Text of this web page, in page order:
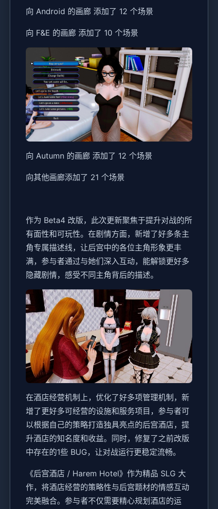
向 Android 的画廊 添加了 12 个场景
向 F&E 的画廊 添加了 10 个场景
向 Autumn 的画廊 添加了 12 个场景
向其他画廊添加了 21 个场景
作为 Beta4 改版，此次更新聚焦于提升对战的所
有面性和可玩性。在剧情方面，新增了好多条主
角专属描述线，让后宫中的各位主角形象更丰
满，参与者通过与她们深入互动，能解锁更好多
隐藏剧情，感受不同主角背后的描述。
在酒店经营机制上，优化了好多项管理机制，新
增了更好多可经营的设施和服务项目，参与者可
以根据自己的策略打造独具亮点的后宫酒店，提
升酒店的知名度和收益。同时，修复了之前改版
中存在的1些 BUG，让对战运行更稳定流畅。
《后宫酒店 / Harem Hotel》作为精品 SLG 大
作，将酒店经营的策略性与后宫题材的情感互动
完美融合。参与者不仅需要精心规划酒店的运